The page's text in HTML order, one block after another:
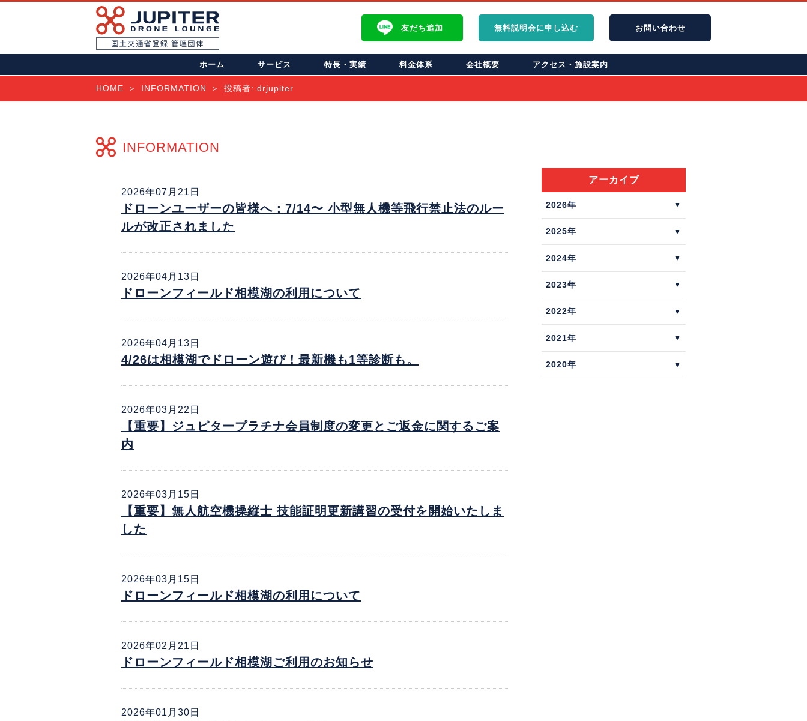
友だち追加 無料説明会に申し込む お問 い合わせ
ホーム サービス 特長・実績 料金体系 会社概要 アクセス・施設案内
HOME INFORMATION 投稿者: drjupiter
INFORMATION
2026年07月21日
ドローンユーザーの皆様へ：7/14〜 小型無人機等飛行禁止法のルー
ルが改正されました
2026年04月13日
ドローンフィールド相模湖の利用について
2026年04月13日
4/26は相模湖でドローン遊び！最新機も1等診断も。
2026年03月22日
【重要】ジュピタープラチナ会員制度の変更とご返金に関するご案
内
2026年03月15日
【重要】無人航空機操縦士 技能証明更新講習の受付を開始いたしま
した
2026年03月15日
ドローンフィールド相模湖の利用について
2026年02月21日
ドローンフィールド相模湖ご利用のお知らせ
2026年01月30日
アーカイブ
2026年
2025年
2024年
2023年
2022年
2021年
2020年